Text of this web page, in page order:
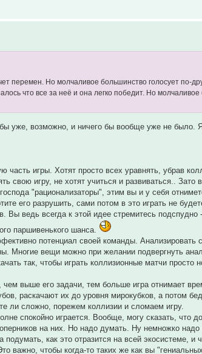
перемен. Но молчаливое большинство голосует по-
что все за неё и она легко победит. Но
уже, возможно, и ничего бы вообще уже не было.
часть игры. Хотят просто всех уравнять, убрав
свою игру, не хотят учиться и развиваться.. Зато
"рационализаторы", этим вы и у себя
его разрушить, сами потом в это играть не
ведь всегда к этой идее стремитесь подспудно
паршивенького шанса.
потенциал своей команды. Анализировать
Многие вещи можно при желании подвергнуть
так, чтобы играть коллизионные матчи
выше его задачи, тем больше игра отнимает
раскачают их до уровня мирокубков, а потом
ли сложно, порежем коллизии и сломаем игру.
спокойно играется. Вообще, могу сказать, что
на них. Но надо думать. Ну немножко
как это отразится на всей экосистеме, и
важно, чтобы когда-то таких же как вы